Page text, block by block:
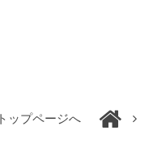
トップページへ